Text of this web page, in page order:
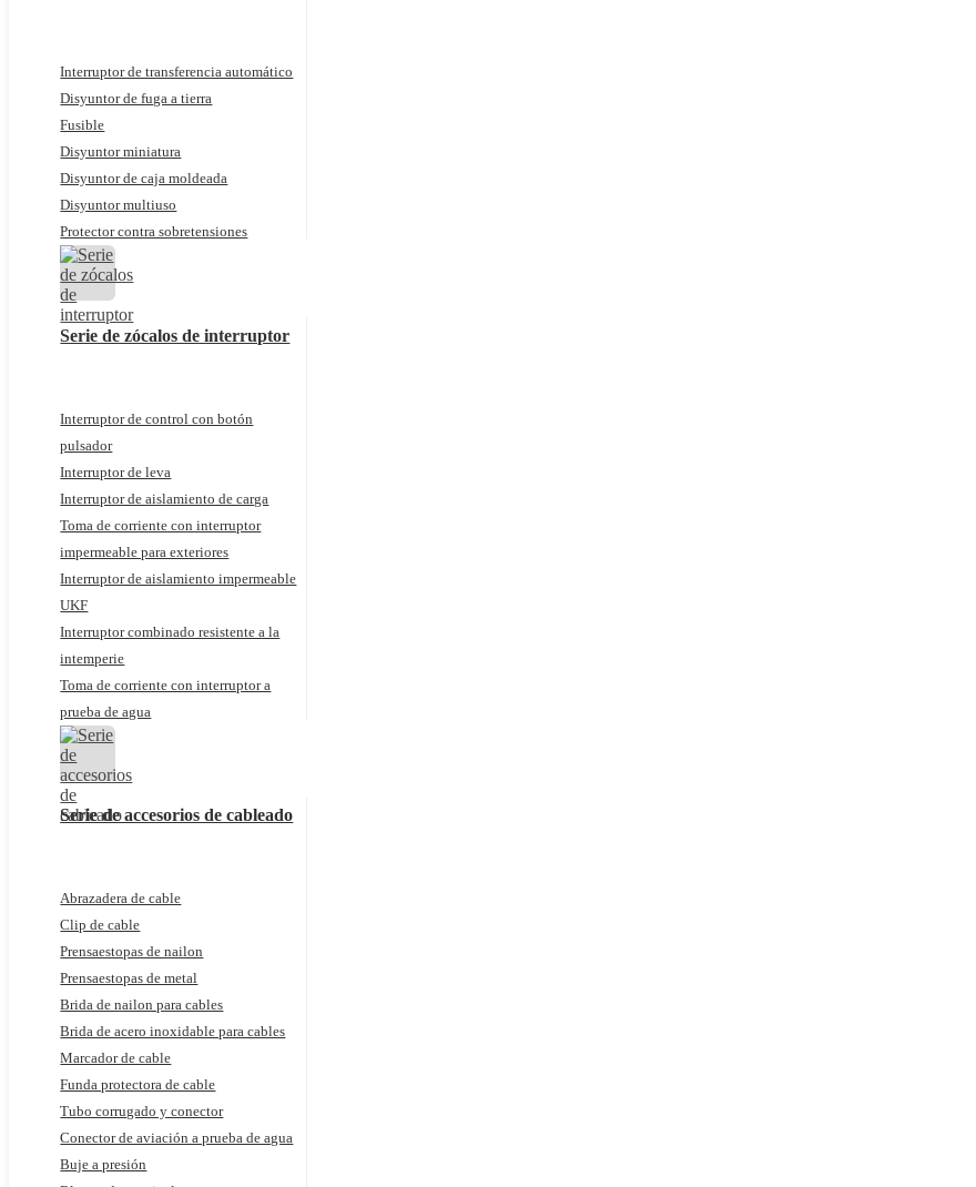
Interruptor de transferencia automático
Disyuntor de fuga a tierra
Fusible
Disyuntor miniatura
Disyuntor de caja moldeada
Disyuntor multiuso
Protector contra sobretensiones
Serie de zócalos de interruptor
Interruptor de control con botón
pulsador
Interruptor de leva
Interruptor de aislamiento de carga
Toma de corriente con interruptor
impermeable para exteriores
Interruptor de aislamiento impermeable
UKF
Interruptor combinado resistente a la
intemperie
Toma de corriente con interruptor a
prueba de agua
Serie de accesorios de cableado
Abrazadera de cable
Clip de cable
Prensaestopas de nailon
Prensaestopas de metal
Brida de nailon para cables
Brida de acero inoxidable para cables
Marcador de cable
Funda protectora de cable
Tubo corrugado y conector
Conector de aviación a prueba de agua
Buje a presión